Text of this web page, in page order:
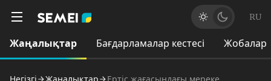
RU
Жаңалықтар Бағдарламалар кестесі Жобалар